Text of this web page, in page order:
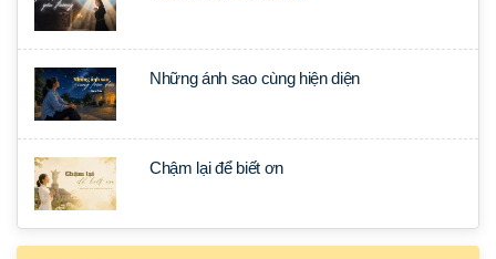
Những ánh sao cùng hiện diện
Chậm lại để biết ơn